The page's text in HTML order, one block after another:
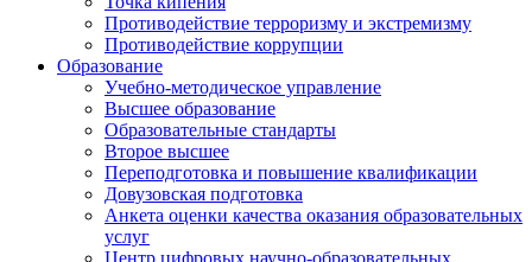
Противодействие терроризму и экстремизму
Противодействие коррупции
Образование
Учебно-методическое управление
Высшее образование
Образовательные стандарты
Второе высшее
Переподготовка и повышение квалификации
Довузовская подготовка
Анкета оценки качества оказания образовательных
услуг
Центр цифровых научно-образовательных